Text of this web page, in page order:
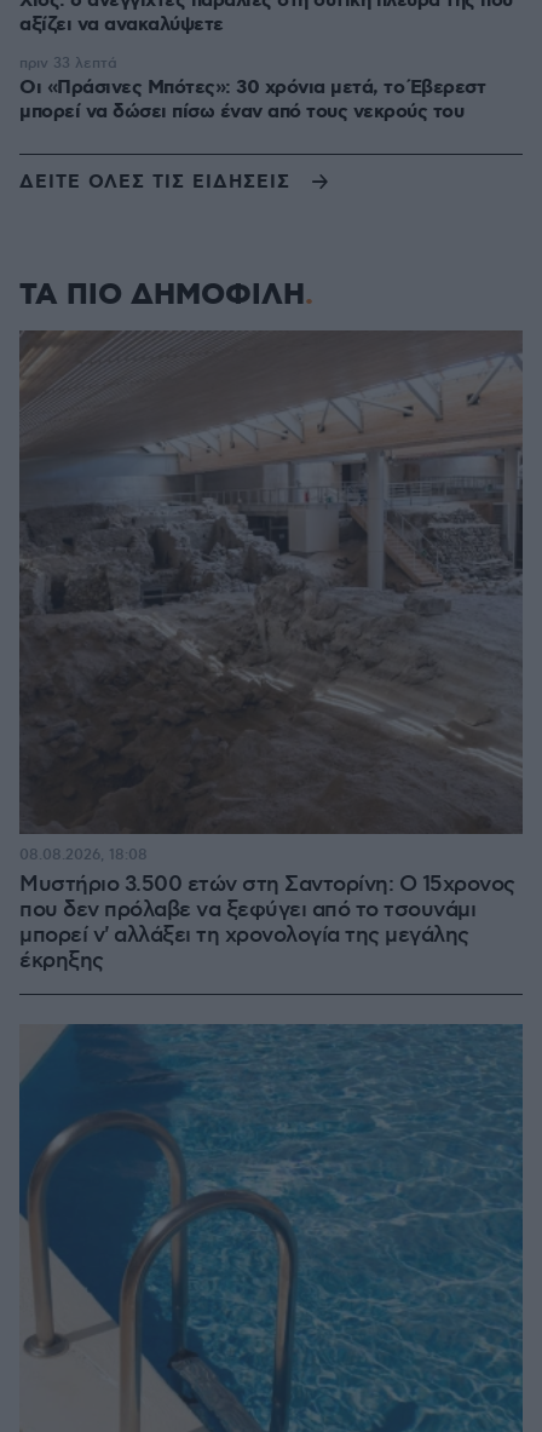
αξίζει να ανακαλύψετε
Οι «Πράσινες Μπότες»: 30 χρόνια μετά, το Έβερεστ
μπορεί να δώσει πίσω έναν από τους νεκρούς του
πριν 33 λεπτά
ΔΕΙΤΕ ΟΛΕΣ ΤΙΣ ΕΙΔΗΣΕΙΣ
ΤΑ ΠΙΟ ΔΗΜΟΦΙΛΗ
Μυστήριο 3.500 ετών στη Σαντορίνη: Ο 15χρονος
που δεν πρόλαβε να ξεφύγει από το τσουνάμι
μπορεί ν' αλλάξει τη χρονολογία της μεγάλης
έκρηξης
08.08.2026, 18:08